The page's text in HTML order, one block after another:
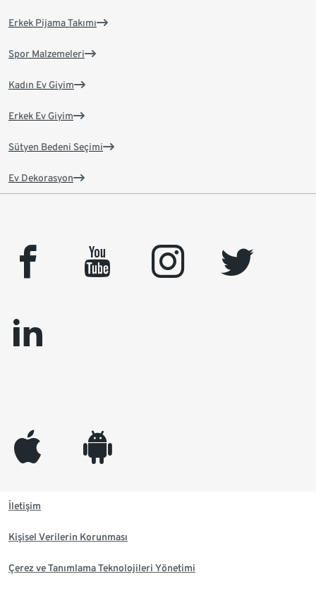
Erkek Pijama Takımı
Spor Malzemeleri
Kadın Ev Giyim
Erkek Ev Giyim
Sütyen Bedeni Seçimi
Ev Dekorasyon
facebook youtube instagram
twitter
linkedin
appleinc android
İletişim
Kişisel Verilerin Korunması
Çerez ve Tanımlama Teknolojileri Yönetimi